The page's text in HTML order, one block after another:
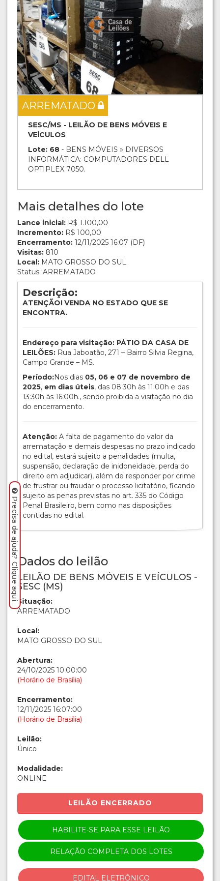
ARREMATADO
SESC/MS - LEILÃO DE BENS MÓVEIS E
VEÍCULOS
Lote: 68 - BENS MÓVEIS » DIVERSOS
INFORMÁTICA: COMPUTADORES DELL
OPTIPLEX 7050.
Mais detalhes do lote
Lance inicial: R$ 1.100,00
Incremento: R$ 100,00
Encerramento: 12/11/2025 16:07 (DF)
Visitas: 810
Local: MATO GROSSO DO SUL
Status: ARREMATADO
Descrição:
ATENÇÃO! VENDA NO ESTADO QUE SE
ENCONTRA.
Endereço para visitação: PÁTIO DA CASA DE
LEILÕES: Rua Jaboatão, 271 – Bairro Silvia Regina,
Campo Grande – MS.
Período:Nos dias 05, 06 e 07 de novembro de
2025, em dias úteis, das 08:30h às 11:00h e das
13:30h às 16:00h., sendo proibida a visitação no dia
do encerramento.
Atenção: A falta de pagamento do valor da
arrematação e demais despesas no prazo indicado
no edital, estará sujeito a penalidades (multa,
suspensão, declaração de inidoneidade, perda do
direito em adjudicar), além de responder por crime
de frustrar ou fraudar o processo licitatório, ficando
sujeito as penas previstas no art. 335 do Código
Penal Brasileiro, bem como nas disposições
contidas no edital.
Dados do leilão
LEILÃO DE BENS MÓVEIS E VEÍCULOS -
SESC (MS)
Situação:
ARREMATADO
Local:
MATO GROSSO DO SUL
Abertura:
24/10/2025 10:00:00
(Horário de Brasília)
Encerramento:
12/11/2025 16:07:00
(Horário de Brasília)
Leilão:
Único
Modalidade:
ONLINE
LEILÃO ENCERRADO
HABILITE-SE PARA ESSE LEILÃO
RELAÇÃO COMPLETA DOS LOTES
EDITAL ELETRÔNICO
Precisa de ajuda? Clique aqui.